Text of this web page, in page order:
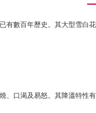
數百年歷史。其大型雪
口渴及易怒。其降溫特性